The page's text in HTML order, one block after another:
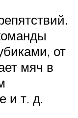
от
мяч в
и т. д.